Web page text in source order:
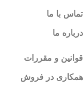
تماس با ما
درباره ما
قوانین و مقررات
همکاری در فروش